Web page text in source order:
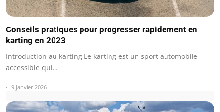
Conseils pratiques pour progresser rapidement en
karting en 2023
Introduction au karting Le karting est un sport automobile
accessible qui…
9 janvier 2026